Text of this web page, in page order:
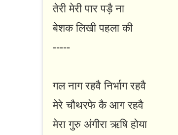
तेरी मेरी पार पड़ै ना
बेशक लिखी पहला की
-----
गल नाग रहवै निर्भाग रहवै
मेरे चौथरफे कै आग रहवै
मेरा गुरु अंगीरा ऋषि होया